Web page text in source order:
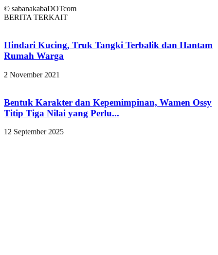
© sabanakabaDOTcom
BERITA TERKAIT
Hindari Kucing, Truk Tangki Terbalik dan Hantam
Rumah Warga
2 November 2021
Bentuk Karakter dan Kepemimpinan, Wamen Ossy
Titip Tiga Nilai yang Perlu...
12 September 2025